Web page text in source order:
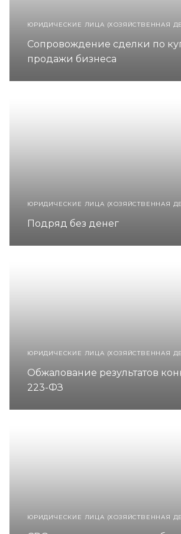
ЮРИДИЧЕСКИЕ ЛИЦА (ХОЗЯЙСТВЕННАЯ
Сопровождение сделки по
продажи бизнеса
ЮРИДИЧЕСКИЕ ЛИЦА (ХОЗЯЙСТВЕННАЯ
Подряд без денег
ЮРИДИЧЕСКИЕ ЛИЦА (ХОЗЯЙСТВЕННАЯ
Обжалование результатов
223-ФЗ
ЮРИДИЧЕСКИЕ ЛИЦА (ХОЗЯЙСТВЕННАЯ